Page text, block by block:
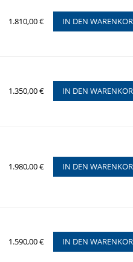
1.810,00 € IN DEN
1.350,00 € IN DEN
1.980,00 € IN DEN
1.590,00 € IN DEN